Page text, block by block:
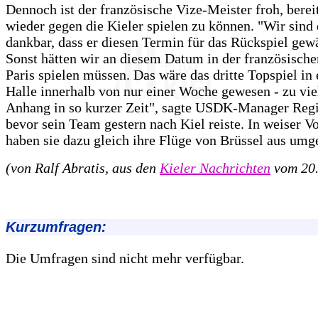
Dennoch ist der französische Vize-Meister froh,
wieder gegen die Kieler spielen zu können. "Wir sind
dankbar, dass er diesen Termin für das Rückspiel
Sonst hätten wir an diesem Datum in der
Paris spielen müssen. Das wäre das dritte Topspiel in
Halle innerhalb von nur einer Woche gewesen - zu
Anhang in so kurzer Zeit", sagte USDK-Manager
bevor sein Team gestern nach Kiel reiste. In weiser
haben sie dazu gleich ihre Flüge von Brüssel aus
(von Ralf Abratis, aus den Kieler Nachrichten vom
Kurzumfragen:
Die Umfragen sind nicht mehr verfügbar.